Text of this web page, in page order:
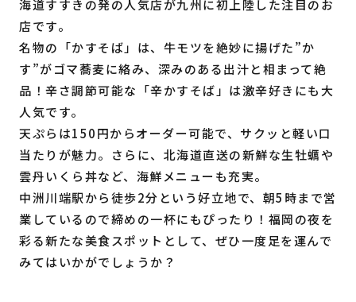
海道すすきの発の人気店が九州に初上陸した注目のお
店です。
名物の「かすそば」は、牛モツを絶妙に揚げた”か
す”がゴマ蕎麦に絡み、深みのある出汁と相まって絶
品！辛さ調節可能な「辛かすそば」は激辛好きにも大
人気です。
天ぷらは150円からオーダー可能で、サクッと軽い口
当たりが魅力。さらに、北海道直送の新鮮な生牡蠣や
雲丹いくら丼など、海鮮メニューも充実。
中洲川端駅から徒歩2分という好立地で、朝5時まで営
業しているので締めの一杯にもぴったり！福岡の夜を
彩る新たな美食スポットとして、ぜひ一度足を運んで
みてはいかがでしょうか？